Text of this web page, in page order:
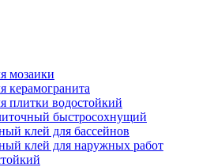
мозаики
керамогранита
плитки водостойкий
быстросохнущий
клей для бассейнов
клей для наружных работ